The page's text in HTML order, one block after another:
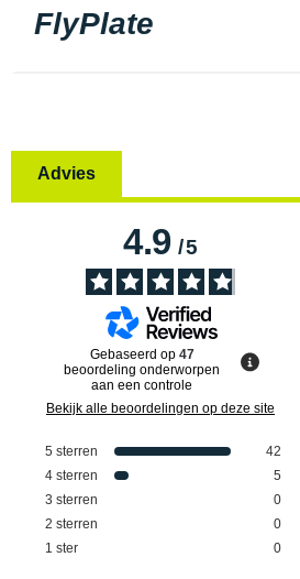
FlyPlate
Advies
4.9/5
Gebaseerd op 47
beoordeling onderworpen
aan een controle
Bekijk alle beoordelingen op deze site
5 sterren
42
4 sterren
5
3 sterren
0
2 sterren
0
1 ster 0